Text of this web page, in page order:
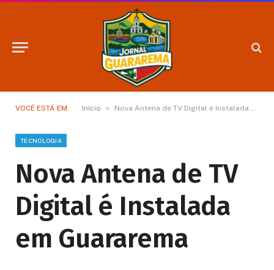
VOCÊ ESTÁ EM: Início » Nova Antena de TV Digital é Instalada em Guararema
TECNOLOGIA
Nova Antena de TV
Digital é Instalada
em Guararema